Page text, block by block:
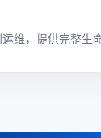
维，提供完整生